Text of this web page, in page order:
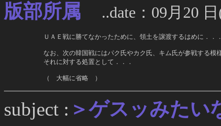
版部所属 ..date：09月20
ＵＡＥ戦に勝てなかったために、領土を譲渡するはめに．．
なお、次の韓国戦にはパク氏やカク氏、キム氏が参戦する模
     それに対する処置として．．．
     （　大幅に省略　）
subject : ＞ゲスッみたい